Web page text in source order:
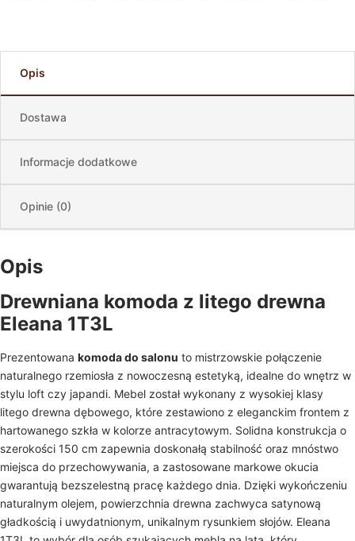
Opis
Dostawa
Informacje dodatkowe
Opinie (0)
Opis
Drewniana komoda z litego drewna
Eleana 1T3L
Prezentowana komoda do salonu to mistrzowskie połączenie
naturalnego rzemiosła z nowoczesną estetyką, idealne do wnętrz w
stylu loft czy japandi. Mebel został wykonany z wysokiej klasy
litego drewna dębowego, które zestawiono z eleganckim frontem z
hartowanego szkła w kolorze antracytowym. Solidna konstrukcja o
szerokości 150 cm zapewnia doskonałą stabilność oraz mnóstwo
miejsca do przechowywania, a zastosowane markowe okucia
gwarantują bezszelestną pracę każdego dnia. Dzięki wykończeniu
naturalnym olejem, powierzchnia drewna zachwyca satynową
gładkością i uwydatnionym, unikalnym rysunkiem słojów. Eleana